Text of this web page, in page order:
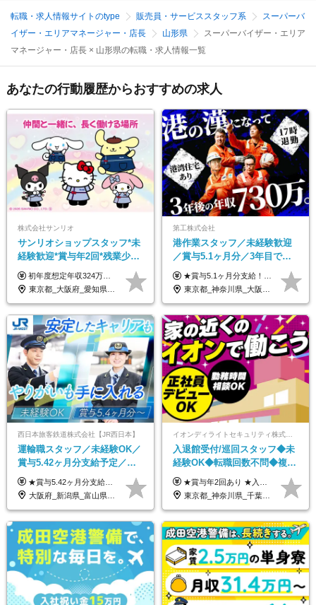
転職・求人情報サイトのtype 販売員・サービススタッフ系
スーパーバ
イザー・エリアマネージャー・店長
山形県
スーパーバイザー・エリア
マネージャー・店長 × 山形県の転職・求人情報一覧
あなたの行動履歴からおすすめの求人
株式会社サンリオ
サンリオショップスタッフ*未
経験歓迎*賞与年2回*残業少な
め*産育休取得実績豊富*可愛
い制服*社割有
初年度想定年収324万円～690万円！ ◆全国一律 月給230,000円～＋賞与＋通勤手当＋役職手当＋時間外手当 《手当充実！》 ＊昇給/年1回 ＊賞与/年2回（7月/12月） ＊通勤手当：交通費支給（規定あり） ＊時間外手当 ＊販売職手当 ＊役職手当 《キャリアパス》 ▼店長（32歳）／年収400万円 ▼トレーナー（37歳）／年収500万円 ▼SV（40歳）／年収570万円 ※SVとして活躍された場合、574万円以上に昇給も目指せます。 日頃のお店での頑張りをしっかり評価する体制を整えており、 ご自身の努力次第で昇給する制度を用意しています！ 《ゆくゆくは・・・》 ■店舗スタッフをとりまとめ、お店づくりを主体で行う店長へ ■複数店舗を統括するトレーナーへとキャリアアップ ■様々な規模の店舗を経験しSVとして活躍した後は、本社の教育担当や店舗支援を担う本部スタッフとして活躍いただけます。 ※経験・能力を考慮の上、当社規定により優遇いたします。 ※入社日から6カ月間の試用期間あり。その間の待遇に差異はありません。
東京都_大阪府_愛知県_北海道_栃木県_静岡県_兵庫県_京都府_福岡県
第工株式会社
港作業スタッフ／未経験歓迎
／賞与5.1ヶ月分／3年目で年
収730万円も可／食事手当あり
／年休120日以上
★賞与5.1ヶ月分支給！ ★入社3年目・30代で年収730万円の先輩も活躍中！ ★入社1年目・20代で月収29万円の実績あり 月給：22.5万円～30.5万円＋各種手当＋賞与年2回＋残業代全額支給 ※経験・能力などを考慮のうえ決定します ※上記月給には食事手当(5000円／月）を含みます ※残業代は分単位で100％支給いたします ※試用期間3ヶ月。その間の給与・待遇に差異はありません 【月収例】 ◆33.5万円／31歳 入社7か月 ◆38.5万円／32歳 入社1年目 ◆48.4万円／44歳 入社12年目 ※経験・能力などを考慮のうえ決定 ※月収・給与例には休日手当も含みます 【手当詳細】 ◆交通費規定支給（上限3万5000円／月） ◆時間外手当全額支給 ◆休日出勤手当 ◆港湾住宅あり（1R・2万円台～） ◆資格取得支援制度：全額負担 ◆地域手当：関東地区1万円／月
東京都_神奈川県_大阪府_愛知県_兵庫県
西日本旅客鉄道株式会社【JR西日本】
運輸職スタッフ／未経験OK／
賞与5.42ヶ月分支給予定／残
業月11h程／年休119日+有給
平均18.7日
★賞与5.42ヶ月分支給予定あり！ （大卒以上）月給24万1,692円～39万5,780円＋各種手当＋賞与2回 （高卒以上）月給22万2,662円～39万5,780円＋各種手当＋賞与2回 ※上記は2025年度新卒支払額（京阪神地区）となります ※勤務地・学歴で異なり、ご経験・能力等をふまえた金額を加算します ※残業代は別途全額支給します ※当社規程に基づき決定します ※試用期間あり（3ヶ月／待遇に変更はありません） ※基本給以外の諸手当として扶養・職務・時間外・通勤手当等を支給します ※京阪神地区以外の勤務地の場合 月給（大卒）23万0,706円～／月給（高卒）21万2,541円～となります
大阪府_新潟県_富山県_石川県_福井県_三重県_兵庫県_京都府_滋賀県_奈良県_和歌山県_広島県_岡山県_鳥取県_島根県_山口県_福岡県
入退館受付/巡回スタッフ◆未
経験OK◆転職回数不問◆複数
勤務地で募集中◆ブランクあ
りOK◆室内業務がメイン
★賞与年2回あり ★入社祝い金3万円支給 ★出産祝い金や育児支援金などの手当も充実！ ≪給与モデル≫ 【東京】基本給27万2780円/月給＋時間外手当（25h） 【愛知】基本給25万4990円/月給＋時間外手当（25h） 【大阪】基本給25万4990円/月給＋時間外手当（25h） 【福岡】基本給23万7200円/月給＋時間外手当（25h） -------------- ▽各地の給与は下記をご確認ください！ ■北海道 月給20万円～ ■東北 月給20万円～ ■北関東 埼玉／月給22万5000円～ 茨城・群馬・新潟／月給20万円～ ■南関東 東京・神奈川／月給23万円～ 千葉／月給22万5000円～ 山梨／月給20万円～ ■中部 愛知／月給21万5000円～ 長野・岐阜・三重／月給20万円～ ■関西 大阪／月給21万5000円～ 京都・兵庫／月給21万円～ 滋賀・奈良／月給20万円～ ■中四国 岡山・山口・四国・広島／月給20万円～ ■九州 福岡・鹿児島・長崎／月給20万円～
東京都_神奈川県_千葉県_北海道_福島県_長野県_岐阜県_三重県_京都府_福岡県